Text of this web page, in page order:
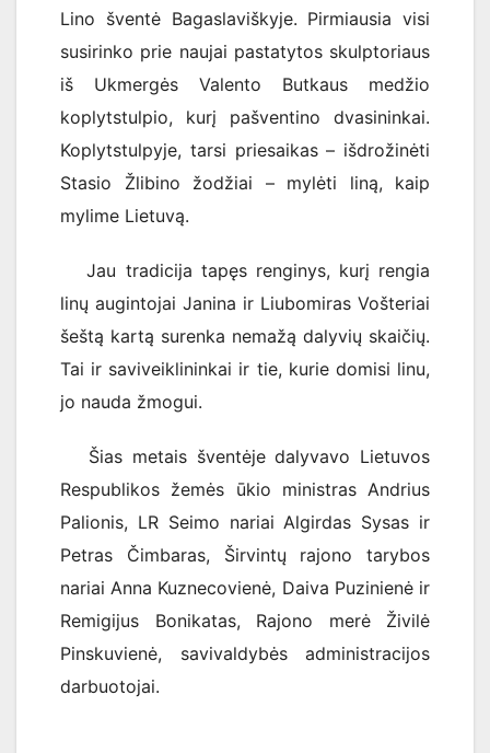
Lino šventė Bagaslaviškyje. Pirmiausia visi
susirinko prie naujai pastatytos skulptoriaus
iš Ukmergės Valento Butkaus medžio
koplytstulpio, kurį pašventino dvasininkai.
Koplytstulpyje, tarsi priesaikas – išdrožinėti
Stasio Žlibino žodžiai – mylėti liną, kaip
mylime Lietuvą.
Jau tradicija tapęs renginys, kurį rengia
linų augintojai Janina ir Liubomiras Vošteriai
šeštą kartą surenka nemažą dalyvių skaičių.
Tai ir saviveiklininkai ir tie, kurie domisi linu,
jo nauda žmogui.
Šias metais šventėje dalyvavo Lietuvos
Respublikos žemės ūkio ministras Andrius
Palionis, LR Seimo nariai Algirdas Sysas ir
Petras Čimbaras, Širvintų rajono tarybos
nariai Anna Kuznecovienė, Daiva Puzinienė ir
Remigijus Bonikatas, Rajono merė Živilė
Pinskuvienė, savivaldybės administracijos
darbuotojai.